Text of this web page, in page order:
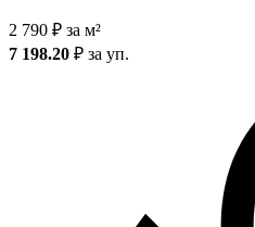
2 790 ₽ за м²
7 198.20 ₽ за уп.